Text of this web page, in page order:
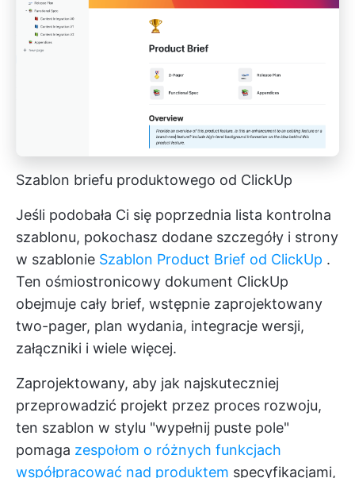
Szablon briefu produktowego od ClickUp
Jeśli podobała Ci się poprzednia lista kontrolna
szablonu, pokochasz dodane szczegóły i strony
w szablonie Szablon Product Brief od ClickUp .
Ten ośmiostronicowy dokument ClickUp
obejmuje cały brief, wstępnie zaprojektowany
two-pager, plan wydania, integracje wersji,
załączniki i wiele więcej.
Zaprojektowany, aby jak najskuteczniej
przeprowadzić projekt przez proces rozwoju,
ten szablon w stylu "wypełnij puste pole"
pomaga zespołom o różnych funkcjach
współpracować nad produktem specyfikacjami,